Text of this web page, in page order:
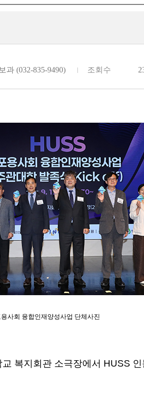
과 (032-835-9490) 조회수
용사회 융합인재양성사업 단체사진
복지회관 소극장에서 HUSS